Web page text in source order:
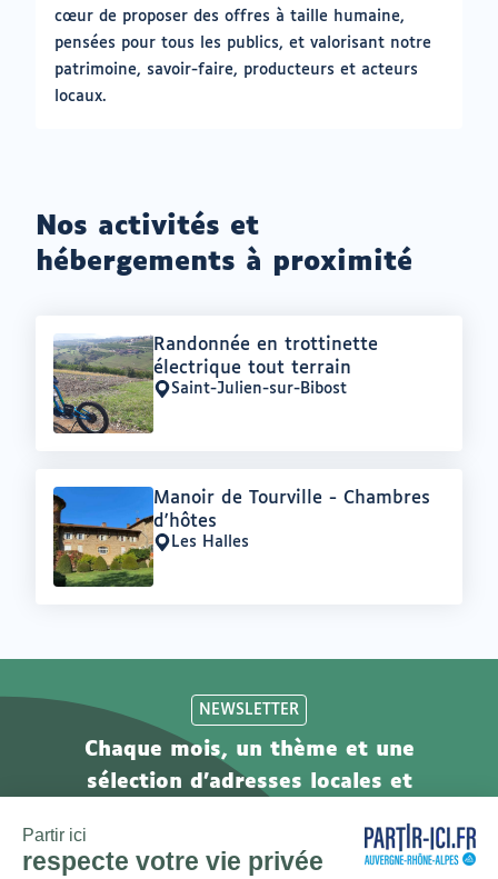
cœur de proposer des offres à taille humaine,
pensées pour tous les publics, et valorisant notre
patrimoine, savoir-faire, producteurs et acteurs
locaux.
Nos activités et
hébergements à proximité
Offre
:
Randonnée en trottinette
électrique tout terrain
Lieu
:
Saint-Julien-sur-Bibost
Offre
:
Manoir de Tourville - Chambres
d'hôtes
Lieu
:
Les Halles
NEWSLETTER
Chaque mois, un thème et une
sélection d'adresses locales et
newsletter !